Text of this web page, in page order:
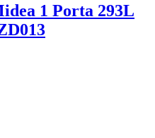
1 Porta 293L